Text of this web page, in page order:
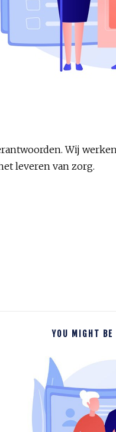
Wij
leveren van zorg.
YOU MIGHT BE